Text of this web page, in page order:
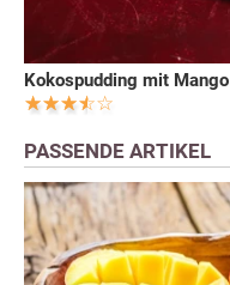
Kokospudding mit Mango
PASSENDE ARTIKEL